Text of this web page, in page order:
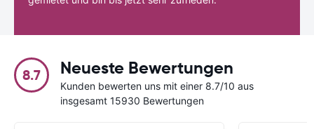
8.7 Neueste Bewertungen
Kunden bewerten uns mit einer 8.7/10 aus
insgesamt 15930 Bewertungen